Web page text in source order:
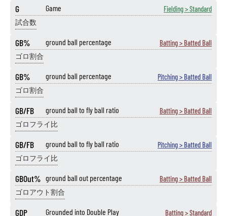
G Game Fielding > Standard
試合数
GB% ground ball percentage Batting > Batted Ball
ゴロ割合
GB% ground ball percentage Pitching > Batted Ball
ゴロ割合
GB/FB ground ball to fly ball ratio Batting > Batted Ball
ゴロフライ比
GB/FB ground ball to fly ball ratio Pitching > Batted Ball
ゴロフライ比
GBOut% ground ball out percentage Batting > Batted Ball
ゴロアウト割合
GDP Grounded into Double Play Batting > Standard